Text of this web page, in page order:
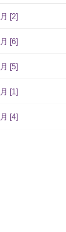
[2]
[6]
[5]
[1]
[4]